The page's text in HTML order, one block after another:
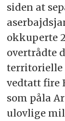
siden at
okkuperte
overtrådte
territorielle
vedtatt fire
som påla
ulovlige